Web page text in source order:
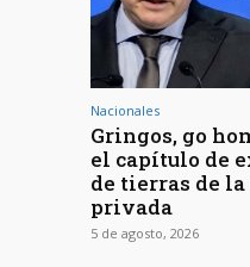
Nacionales
Gringos, go
el capítulo de
de tierras de
privada
5 de agosto, 2026